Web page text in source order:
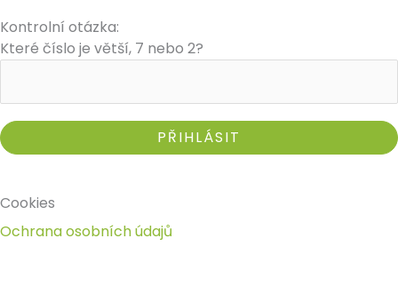
Kontrolní otázka:
Které číslo je větší, 7 nebo 2?
Cookies
Ochrana osobních údajů